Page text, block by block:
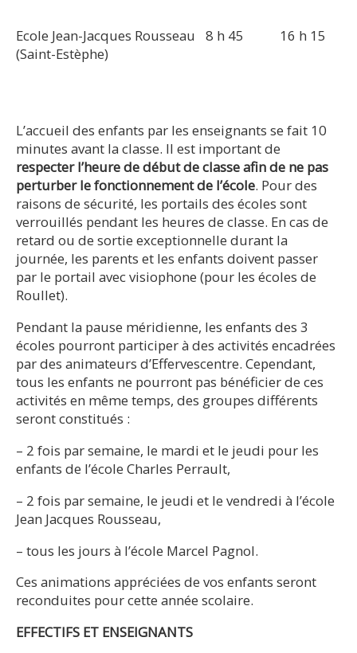
Ecole Jean-Jacques Rousseau
(Saint-Estèphe)
8 h 45 16 h 15
L’accueil des enfants par les enseignants se fait 10
minutes avant la classe. Il est important de
respecter l’heure de début de classe afin de ne pas
perturber le fonctionnement de l’école. Pour des
raisons de sécurité, les portails des écoles sont
verrouillés pendant les heures de classe. En cas de
retard ou de sortie exceptionnelle durant la
journée, les parents et les enfants doivent passer
par le portail avec visiophone (pour les écoles de
Roullet).
Pendant la pause méridienne, les enfants des 3
écoles pourront participer à des activités encadrées
par des animateurs d’Effervescentre. Cependant,
tous les enfants ne pourront pas bénéficier de ces
activités en même temps, des groupes différents
seront constitués :
– 2 fois par semaine, le mardi et le jeudi pour les
enfants de l’école Charles Perrault,
– 2 fois par semaine, le jeudi et le vendredi à l’école
Jean Jacques Rousseau,
– tous les jours à l’école Marcel Pagnol.
Ces animations appréciées de vos enfants seront
reconduites pour cette année scolaire.
EFFECTIFS ET ENSEIGNANTS